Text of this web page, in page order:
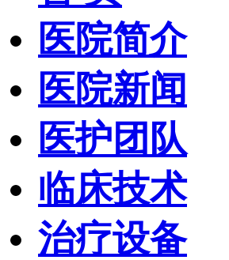
医院简介
医院新闻
医护团队
临床技术
治疗设备